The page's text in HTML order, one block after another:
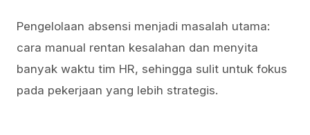
Pengelolaan absensi menjadi masalah utama:
cara manual rentan kesalahan dan menyita
banyak waktu tim HR, sehingga sulit untuk fokus
pada pekerjaan yang lebih strategis.